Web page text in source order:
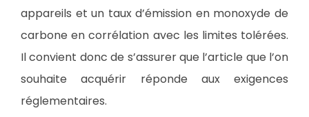
appareils et un taux d’émission en monoxyde de
carbone en corrélation avec les limites tolérées.
Il convient donc de s’assurer que l’article que l’on
souhaite acquérir réponde aux exigences
réglementaires.